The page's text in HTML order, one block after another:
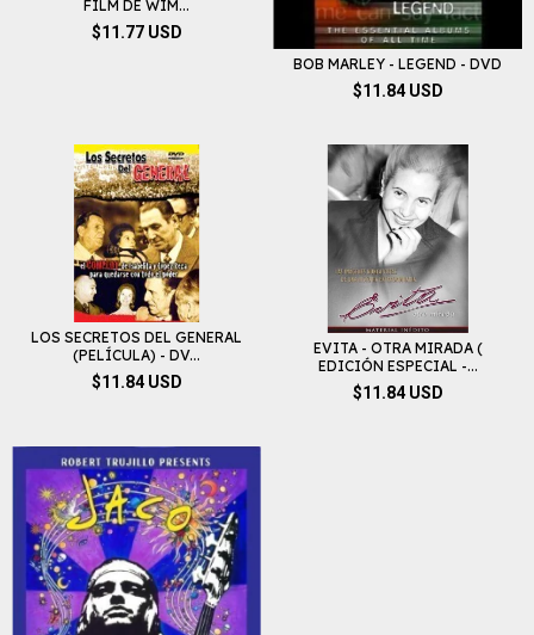
FILM DE WIM...
$11.77 USD
BOB MARLEY - LEGEND - DVD
$11.84 USD
LOS SECRETOS DEL GENERAL
(PELÍCULA) - DV...
$11.84 USD
EVITA - OTRA MIRADA (
EDICIÓN ESPECIAL -...
$11.84 USD